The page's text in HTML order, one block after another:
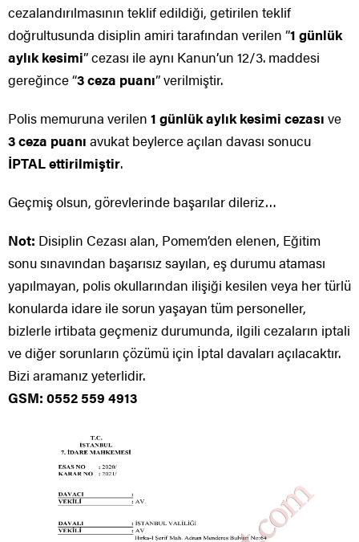
cezalandırılmasının teklif edildiği, getirilen teklif
doğrultusunda disiplin amiri tarafından verilen ”1 günlük
aylık kesimi” cezası ile aynı Kanun’un 12/3. maddesi
gereğince “3 ceza puanı” verilmiştir.
Polis memuruna verilen 1 günlük aylık kesimi cezası ve
3 ceza puanı avukat beylerce açılan davası sonucu
İPTAL ettirilmiştir.
Geçmiş olsun, görevlerinde başarılar dileriz…
Not: Disiplin Cezası alan, Pomem’den elenen, Eğitim
sonu sınavından başarısız sayılan, eş durumu ataması
yapılmayan, polis okullarından ilişiği kesilen veya her türlü
konularda idare ile sorun yaşayan tüm personeller,
bizlerle irtibata geçmeniz durumunda, ilgili cezaların iptali
ve diğer sorunların çözümü için İptal davaları açılacaktır.
Bizi aramanız yeterlidir.
GSM: 0552 559 4913